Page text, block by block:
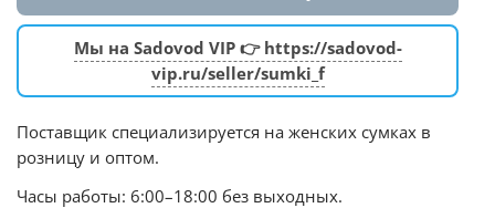
Мы на Sadovod VIP 👉 https://sadovod-
vip.ru/seller/sumki_f
Поставщик специализируется на женских сумках в
розницу и оптом.
Часы работы: 6:00–18:00 без выходных.